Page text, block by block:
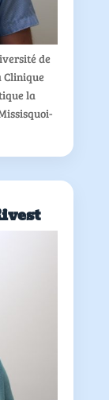
de
Clinique
la